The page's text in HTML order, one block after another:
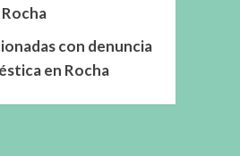
con denuncia
en Rocha